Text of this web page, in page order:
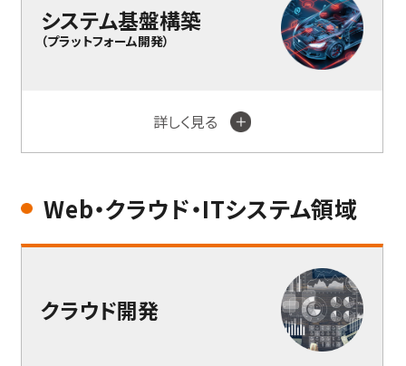
システム基盤構築
（プラットフォーム開発）
詳しく見る
Web・クラウド・ITシステム領域
クラウド開発